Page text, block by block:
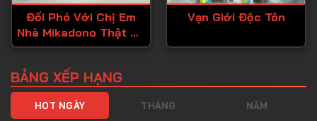
Tập 49
Đối Phó Với Chị Em
Nhà Mikadono Thật Dễ
Dàng
Vạn Giới Độc Tôn
BẢNG XẾP HẠNG
HOT NGÀY THÁNG NĂM